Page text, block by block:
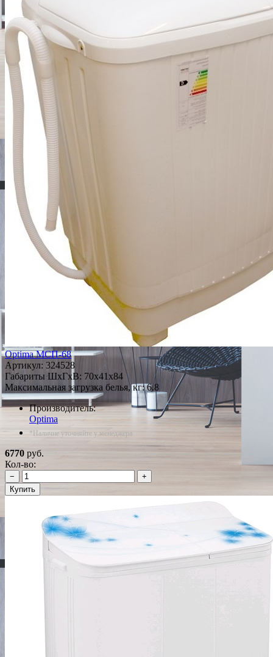
Optima МСП-68
Артикул: 324528
Габариты ШxГxВ: 70x41x84
Максимальная загрузка белья, кг: 6.8
Производитель:
Optima
*Наличие уточняйте у менеджера
6770 руб.
Кол-во:
−
+
Купить